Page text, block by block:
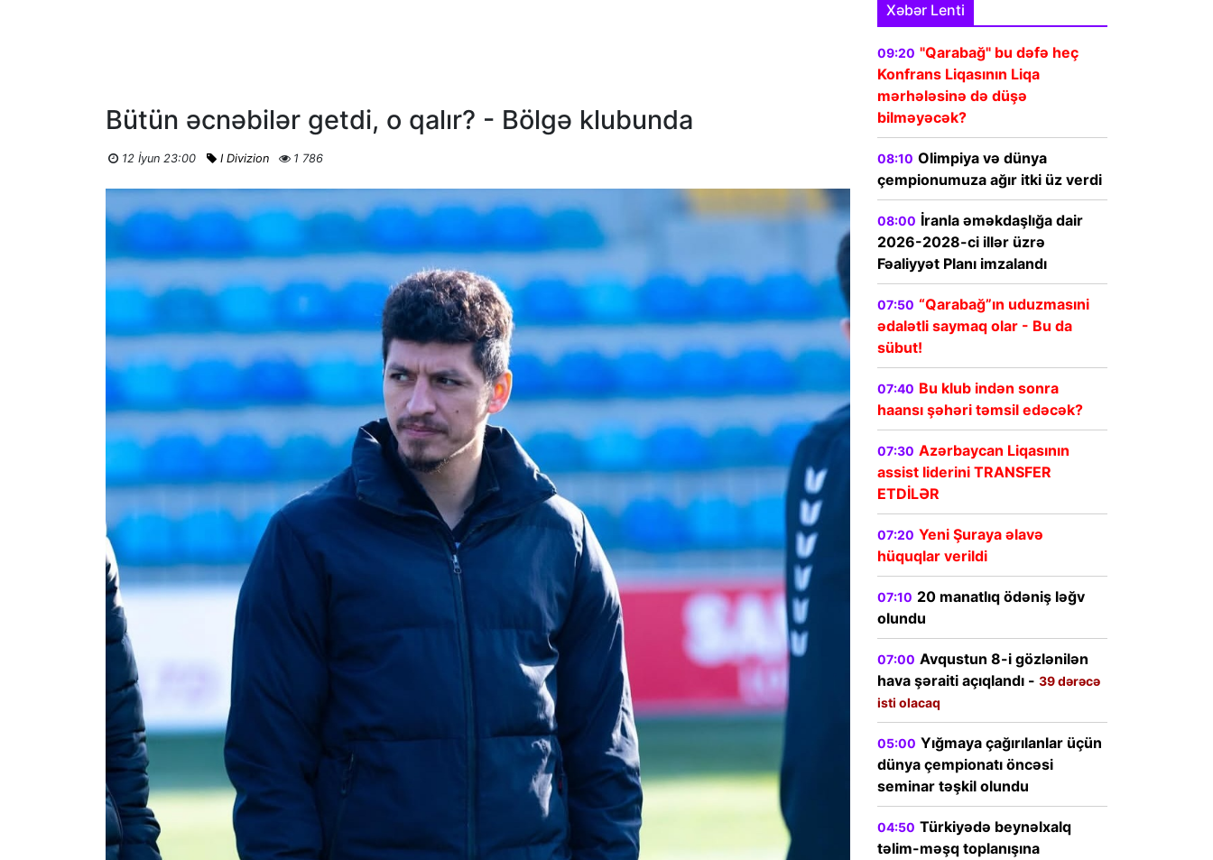
Bütün əcnəbilər getdi, o qalır? - Bölgə klubunda
12 İyun 23:00 I Divizion 1 786
Xəbər Lenti
09:20 "Qarabağ" bu dəfə heç
Konfrans Liqasının Liqa
mərhələsinə də düşə
bilməyəcək?
08:10 Olimpiya və dünya
çempionumuza ağır itki üz verdi
08:00 İranla əməkdaşlığa dair
2026-2028-ci illər üzrə
Fəaliyyət Planı imzalandı
07:50 “Qarabağ”ın uduzmasıni
ədalətli saymaq olar - Bu da
sübut!
07:40 Bu klub indən sonra
haansı şəhəri təmsil edəcək?
07:30 Azərbaycan Liqasının
assist liderini TRANSFER
ETDİLƏR
07:20 Yeni Şuraya əlavə
hüquqlar verildi
07:10 20 manatlıq ödəniş ləğv
olundu
07:00 Avqustun 8-i gözlənilən
hava şəraiti açıqlandı - 39 dərəcə
isti olacaq
05:00 Yığmaya çağırılanlar üçün
dünya çempionatı öncəsi
seminar təşkil olundu
04:50 Türkiyədə beynəlxalq
təlim-məşq toplanışına